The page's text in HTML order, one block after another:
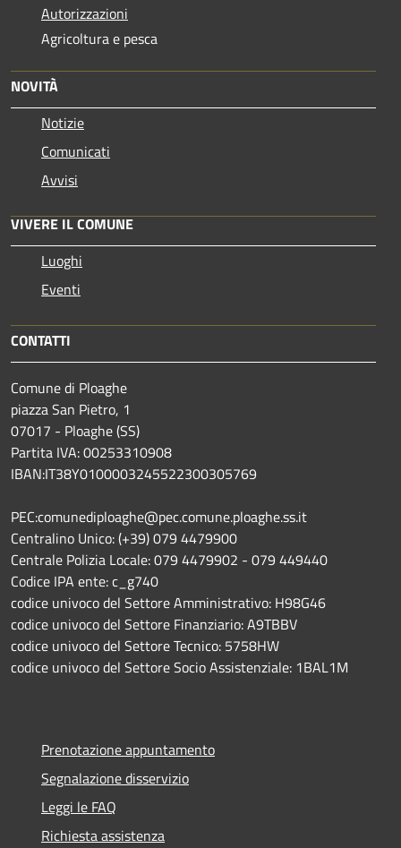
Autorizzazioni
Agricoltura e pesca
NOVITÀ
Notizie
Comunicati
Avvisi
VIVERE IL COMUNE
Luoghi
Eventi
CONTATTI
Comune di Ploaghe
piazza San Pietro, 1
07017 - Ploaghe (SS)
Partita IVA: 00253310908
IBAN:IT38Y0100003245522300305769
PEC:comunediploaghe@pec.comune.ploaghe.ss.it
Centralino Unico: (+39) 079 4479900
Centrale Polizia Locale: 079 4479902 - 079 449440
Codice IPA ente: c_g740
codice univoco del Settore Amministrativo: H98G46
codice univoco del Settore Finanziario: A9TBBV
codice univoco del Settore Tecnico: 5758HW
codice univoco del Settore Socio Assistenziale: 1BAL1M
Prenotazione appuntamento
Segnalazione disservizio
Leggi le FAQ
Richiesta assistenza